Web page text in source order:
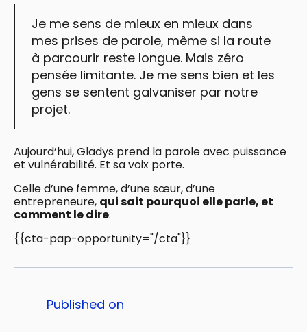
Je me sens de mieux en mieux dans
mes prises de parole, même si la route
à parcourir reste longue. Mais zéro
pensée limitante. Je me sens bien et les
gens se sentent galvaniser par notre
projet.
Aujourd’hui, Gladys prend la parole avec puissance
et vulnérabilité. Et sa voix porte.
Celle d’une femme, d’une sœur, d’une
entrepreneure, qui sait pourquoi elle parle, et
comment le dire.
{{cta-pap-opportunity="/cta"}}
Published on